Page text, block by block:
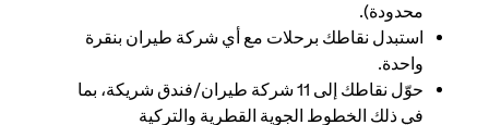
محدودة).
استبدل نقاطك برحلات مع أي شركة طيران بنقرة
واحدة.
حوّل نقاطك إلى 11 شركة طيران/فندق شريكة، بما
في ذلك الخطوط الجوية القطرية والتركية